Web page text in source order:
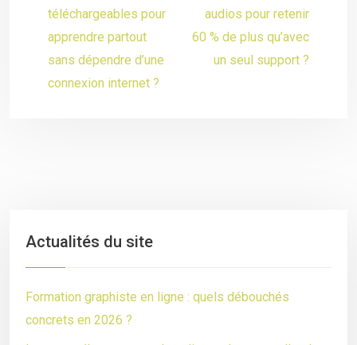
téléchargeables pour
apprendre partout
sans dépendre d’une
connexion internet ?
audios pour retenir
60 % de plus qu’avec
un seul support ?
Actualités du site
Formation graphiste en ligne : quels débouchés
concrets en 2026 ?